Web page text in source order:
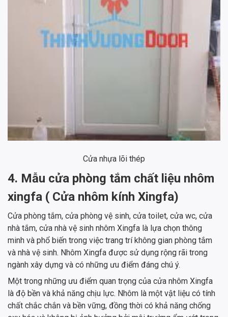
Cửa nhựa lõi thép
4. Mẫu cửa phòng tắm chất liệu nhôm
xingfa ( Cửa nhôm kính Xingfa)
Cửa phòng tắm, cửa phòng vệ sinh, cửa toilet, cửa wc, cửa
nhà tắm, cửa nhà vệ sinh nhôm Xingfa là lựa chọn thông
minh và phổ biến trong việc trang trí không gian phòng tắm
và nhà vệ sinh. Nhôm Xingfa được sử dụng rộng rãi trong
ngành xây dựng và có những ưu điểm đáng chú ý.
Một trong những ưu điểm quan trọng của cửa nhôm Xingfa
là độ bền và khả năng chịu lực. Nhôm là một vật liệu có tính
chất chắc chắn và bền vững, đồng thời có khả năng chống